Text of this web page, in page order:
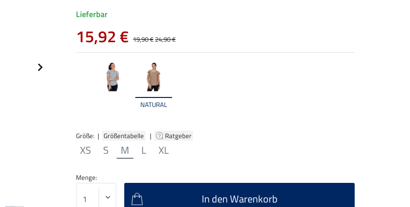
NATURAL
Größe: | Größentabelle | Ratgeber
XS S M L XL
Lieferbar
15,92 € 19,90 €24,90 €
Menge:
In den Warenkorb